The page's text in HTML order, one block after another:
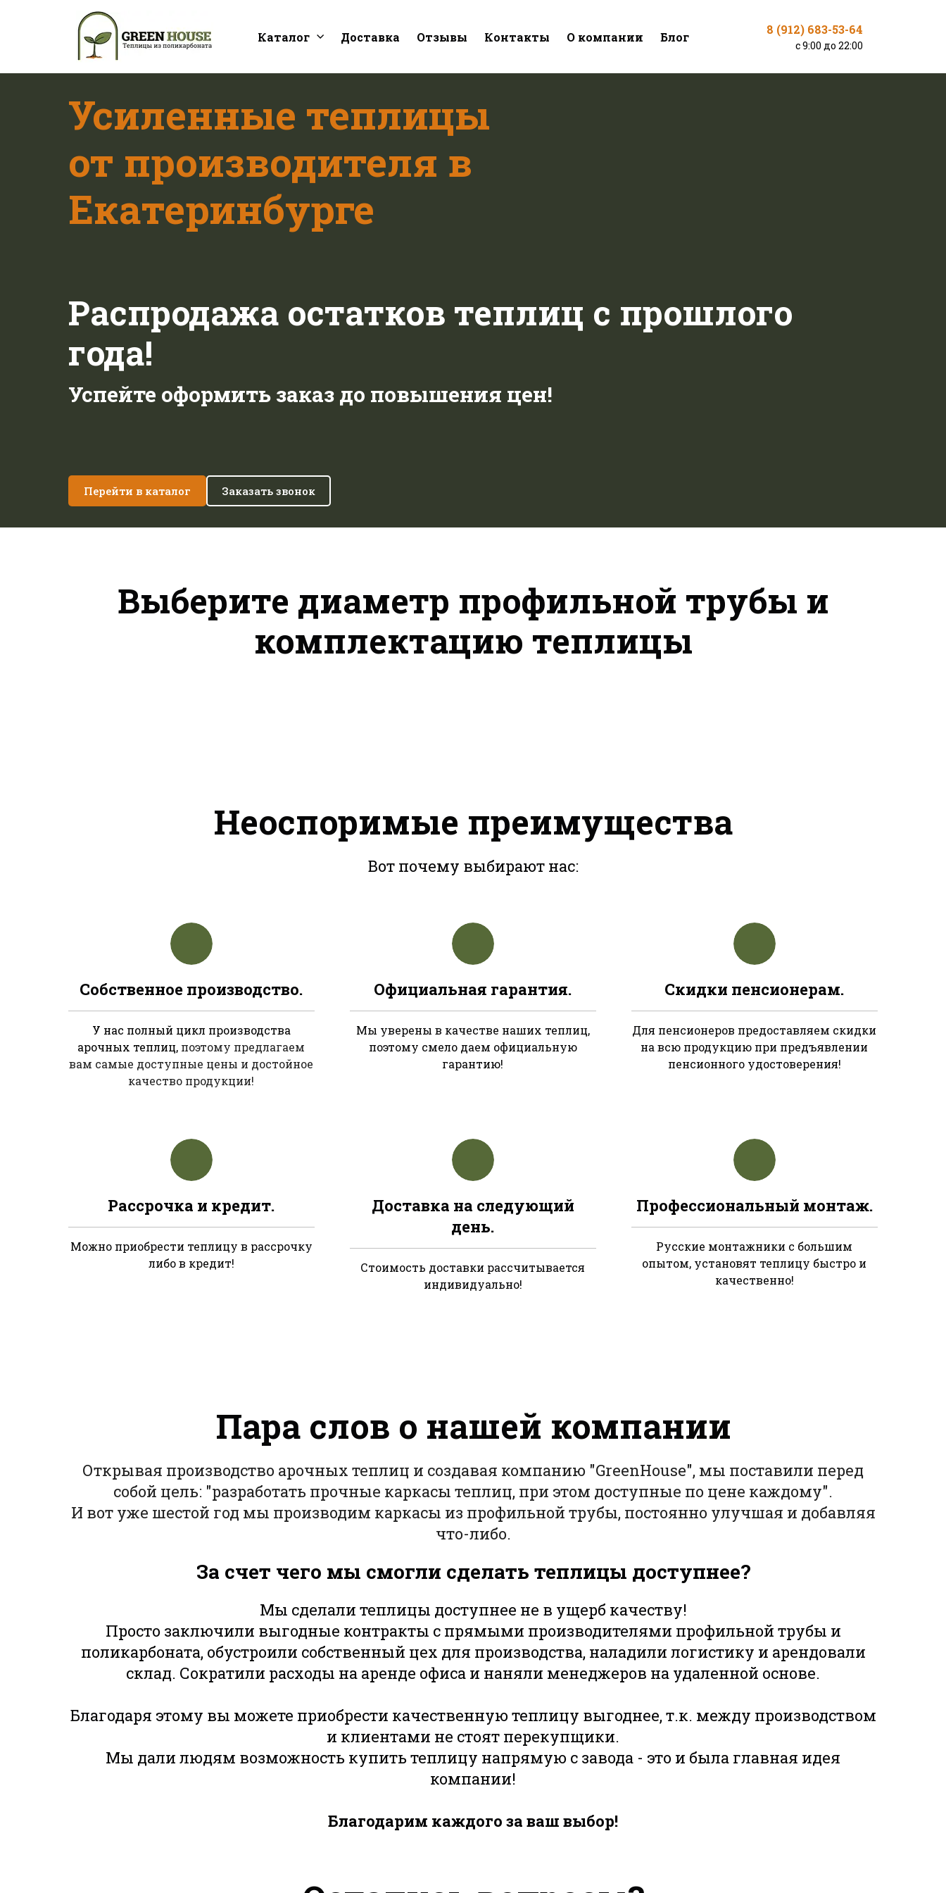
Каталог Доставка Отзывы Контакты О компании Блог
8 (912) 683-53-64
с 9:00 до 22:00
Усиленные теплицы
от производителя в
Екатеринбурге
Распродажа остатков теплиц с прошлого
года!
Успейте оформить заказ до повышения цен!
Перейти в каталог Заказать звонок
Выберите диаметр профильной трубы и
комплектацию теплицы
Неоспоримые преимущества
Вот почему выбирают нас:
Собственное производство.
У нас полный цикл производства
арочных теплиц, поэтому предлагаем
вам самые доступные цены и достойное
качество продукции!
Официальная гарантия.
Мы уверены в качестве наших теплиц,
поэтому смело даем официальную
гарантию!
Скидки пенсионерам.
Для пенсионеров предоставляем скидки
на всю продукцию при предъявлении
пенсионного удостоверения!
Рассрочка и кредит.
Можно приобрести теплицу в рассрочку
либо в кредит!
Доставка на следующий
день.
Стоимость доставки рассчитывается
индивидуально!
Профессиональный монтаж.
Русские монтажники с большим
опытом, установят теплицу быстро и
качественно!
Пара слов о нашей компании
Открывая производство арочных теплиц и создавая компанию "GreenHouse", мы поставили перед
собой цель: "разработать прочные каркасы теплиц, при этом доступные по цене каждому".
И вот уже шестой год мы производим каркасы из профильной трубы, постоянно улучшая и добавляя
что-либо.
За счет чего мы смогли сделать теплицы доступнее?
Мы сделали теплицы доступнее не в ущерб качеству!
Просто заключили выгодные контракты с прямыми производителями профильной трубы и
поликарбоната, обустроили собственный цех для производства, наладили логистику и арендовали
склад. Сократили расходы на аренде офиса и наняли менеджеров на удаленной основе.
Благодаря этому вы можете приобрести качественную теплицу выгоднее, т.к. между производством
и клиентами не стоят перекупщики.
Мы дали людям возможность купить теплицу напрямую с завода - это и была главная идея
компании!
Благодарим каждого за ваш выбор!